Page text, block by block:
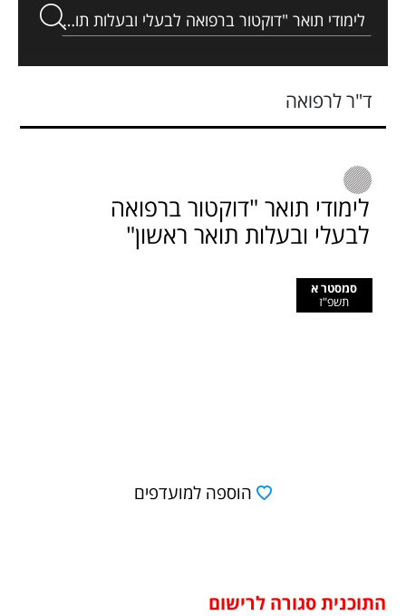
ד"ר לרפואה
לימודי תואר "דוקטור ברפואה
לבעלי ובעלות תואר ראשון"
סמסטר א
תשפ"ז
הוספה למועדפים
התוכנית סגורה לרישום